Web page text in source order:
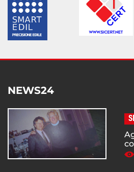
NEWS24